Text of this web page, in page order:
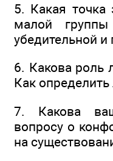
5. Какая точка
малой
убедительной и
6. Какова роль
Как определить
7. Какова
вопросу о
на